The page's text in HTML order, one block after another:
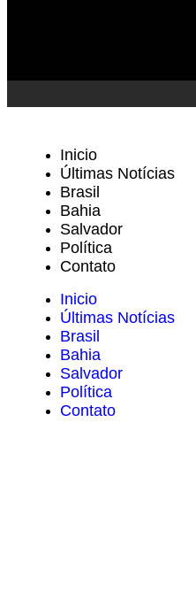
Inicio
Últimas Notícias
Brasil
Bahia
Salvador
Política
Contato
Inicio
Últimas Notícias
Brasil
Bahia
Salvador
Política
Contato